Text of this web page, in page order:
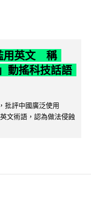
用英文 稱
動搖科技話語
批評中國廣泛使用
文術語，認為做法侵蝕